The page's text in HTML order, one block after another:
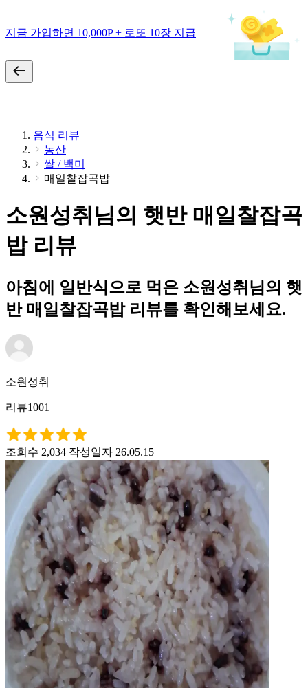
지금 가입하면 10,000P + 로또 10장 지급
음식 리뷰
농산
쌀 / 백미
매일찰잡곡밥
소원성취님의 햇반 매일찰잡곡
밥 리뷰
아침에 일반식으로 먹은 소원성취님의 햇
반 매일찰잡곡밥 리뷰를 확인해보세요.
소원성취
리뷰1001
조회수 2,034 작성일자 26.05.15